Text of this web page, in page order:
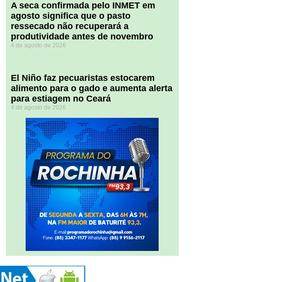
A seca confirmada pelo INMET em
agosto significa que o pasto
ressecado não recuperará a
produtividade antes de novembro
4 de agosto de 2026
El Niño faz pecuaristas estocarem
alimento para o gado e aumenta alerta
para estiagem no Ceará
4 de agosto de 2026